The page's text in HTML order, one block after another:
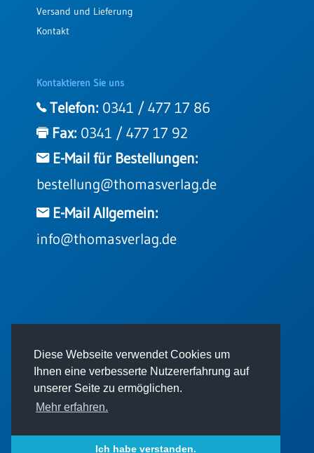
Diese Webseite verwendet Cookies um
Ihnen eine verbesserte Nutzererfahrung auf
unserer Seite zu ermöglichen.
Mehr erfahren.
Ich habe verstanden.
Versand und Lieferung
Kontakt
Kontaktieren Sie uns
Telefon: 0341 / 477 17 86
Fax: 0341 / 477 17 92
E-Mail für Bestellungen:
bestellung@thomasverlag.de
E-Mail Allgemein:
info@thomasverlag.de